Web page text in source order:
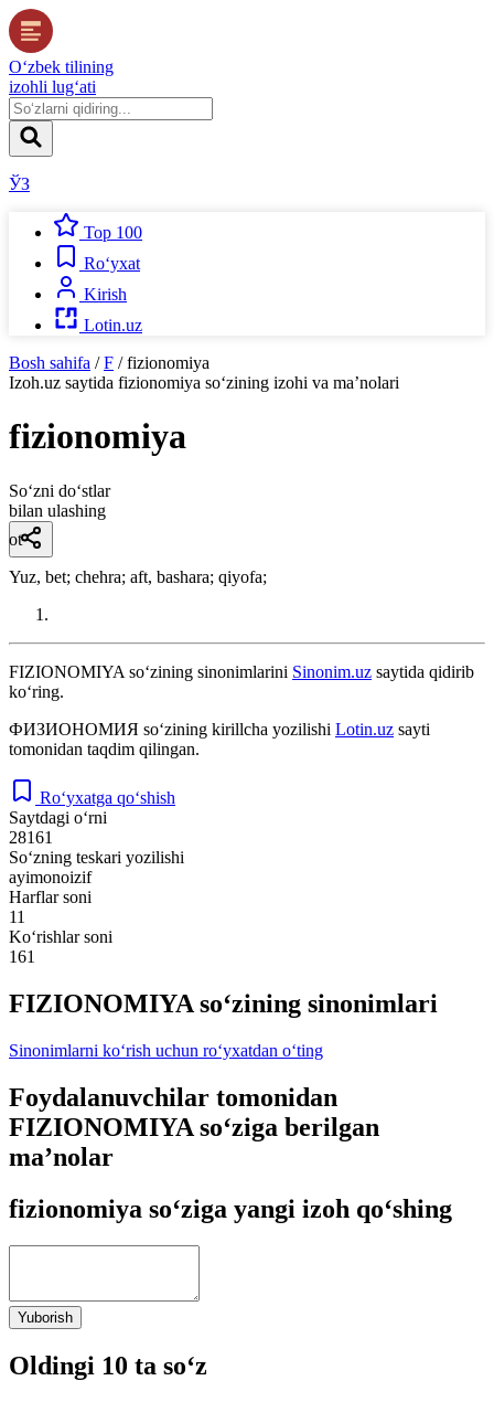
O‘zbek tilining
izohli lug‘ati
ЎЗ
Top 100
Ro‘yxat
Kirish
Lotin.uz
Bosh sahifa / F / fizionomiya
Izoh.uz saytida fizionomiya so‘zining izohi va ma’nolari
fizionomiya
So‘zni do‘stlar
bilan ulashing
ot
Yuz, bet; chehra; aft, bashara; qiyofa;
FIZIONOMIYA so‘zining sinonimlarini Sinonim.uz saytida qidirib
ko‘ring.
ФИЗИОНОМИЯ so‘zining kirillcha yozilishi Lotin.uz sayti
tomonidan taqdim qilingan.
Ro‘yxatga qo‘shish
Saytdagi o‘rni
28161
So‘zning teskari yozilishi
ayimonoizif
Harflar soni
11
Ko‘rishlar soni
161
FIZIONOMIYA so‘zining sinonimlari
Sinonimlarni ko‘rish uchun ro‘yxatdan o‘ting
Foydalanuvchilar tomonidan
FIZIONOMIYA so‘ziga berilgan
ma’nolar
fizionomiya so‘ziga yangi izoh qo‘shing
Yuborish
Oldingi 10 ta so‘z